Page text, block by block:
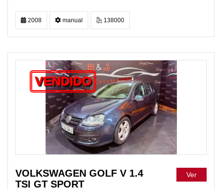
2008 manual 138000
VENDIDO
VOLKSWAGEN GOLF V 1.4
TSI GT SPORT
Ver